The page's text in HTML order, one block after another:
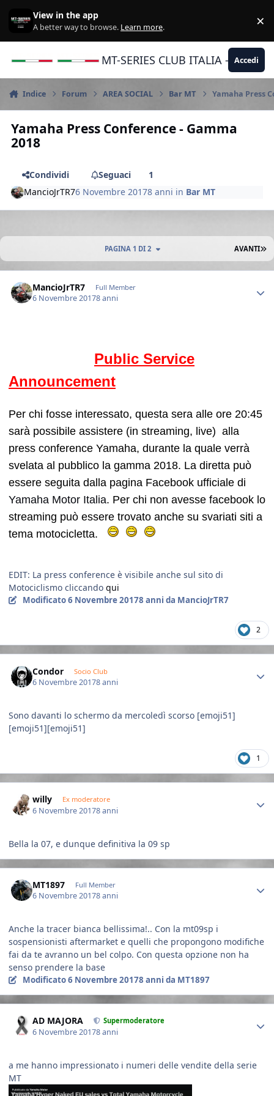
View in the app
A better way to browse. Learn more. ×
MT-SERIES CLUB ITALIA -Accedi
Indice Forum AREA SOCIAL Bar MT Yamaha Press
Yamaha Press Conference - Gamma
2018
Condividi Seguaci
1
MancioJrTR76 Novembre 20178 anni in Bar MT
AVANTI
PAGINA 1 DI 2
MancioJrTR7 Full Member
6 Novembre 20178 anni
Public Service
Announcement
Per chi fosse interessato, questa sera alle ore 20:45
sarà possibile assistere (in streaming, live) alla
press conference Yamaha, durante la quale verrà
svelata al pubblico la gamma 2018. La diretta può
essere seguita dalla pagina Facebook ufficiale di
Yamaha Motor Italia. Per chi non avesse facebook lo
streaming può essere trovato anche su svariati siti a
tema motocicletta.
EDIT: La press conference è visibile anche sul sito di
Motociclismo cliccando qui
Modificato6 Novembre 20178 anni da MancioJrTR7
2
Condor Socio Club
6 Novembre 20178 anni
Sono davanti lo schermo da mercoledì scorso [emoji51]
[emoji51][emoji51]
1
willy Ex moderatore
6 Novembre 20178 anni
Bella la 07, e dunque definitiva la 09 sp
MT1897 Full Member
6 Novembre 20178 anni
Anche la tracer bianca bellissima!.. Con la mt09sp i
sospensionisti aftermarket e quelli che propongono modifiche
fai da te avranno un bel colpo. Con questa opzione non ha
senso prendere la base
Modificato6 Novembre 20178 anni da MT1897
AD MAJORA Supermoderatore
6 Novembre 20178 anni
a me hanno impressionato i numeri delle vendite della serie
MT